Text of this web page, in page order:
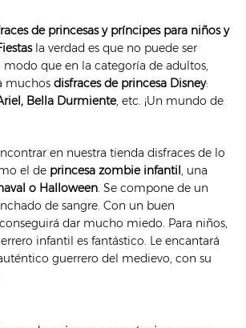
de princesas y príncipes para niños y
la verdad es que no puede ser
que en la categoría de adultos,
muchos disfraces de princesa Disney:
Bella Durmiente, etc. ¡Un mundo de
en nuestra tienda disfraces de lo
el de princesa zombie infantil, una
o Halloween. Se compone de un
de sangre. Con un buen
dar mucho miedo. Para niños,
infantil es fantástico. Le encantará
guerrero del medievo, con su